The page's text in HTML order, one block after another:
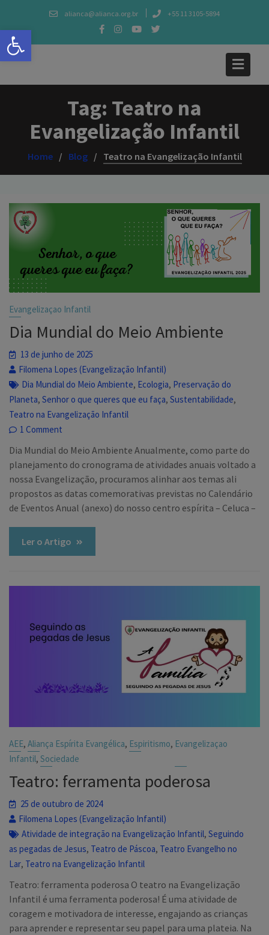
Abrir a barra de ferramentas
content
alianca@alianca.org.br +55 11 3105-5894
Tag: Teatro na
Evangelização Infantil
Home Blog Teatro na Evangelização Infantil
Evangelizaçao Infantil
Dia Mundial do Meio Ambiente
13 de junho de 2025
Filomena Lopes (Evangelização Infantil)
Dia Mundial do Meio Ambiente, Ecologia, Preservação do
Planeta,Senhor o que queres que eu faça,Sustentabilidade,
Teatro na Evangelização Infantil
1 Comment
Dia Mundial do Meio Ambiente Anualmente, como parte do
planejamento do cronograma de atividades anuais voltado a
nossa Evangelização, procuramos alinhar aos temas ali
propostos as datas comemorativas previstas no Calendário
de Eventos Anual (anexo) do nosso centro espírita – Celuca –
Ler o Artigo
AEE,Aliança Espírita Evangélica, Espiritismo, Evangelizaçao
Infantil,Sociedade
Teatro: ferramenta poderosa
25 de outubro de 2024
Filomena Lopes (Evangelização Infantil)
Atividade de integração na Evangelização Infantil,Seguindo
as pegadas de Jesus, Teatro de Páscoa, Teatro Evangelho no
Lar, Teatro na Evangelização Infantil
Teatro: ferramenta poderosa O teatro na Evangelização
Infantil é uma ferramenta poderosa! É uma atividade de
coragem e motivadora de interesse, engajando as crianças
para aprender e representar seu papel para uma plateia. Na